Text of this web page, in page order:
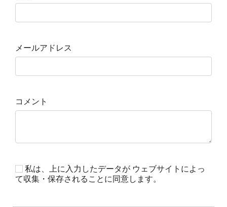
メールアドレス
コメント
私は、上に入力したデータが ウェブサイトによっ
て収集・保存されることに同意します。